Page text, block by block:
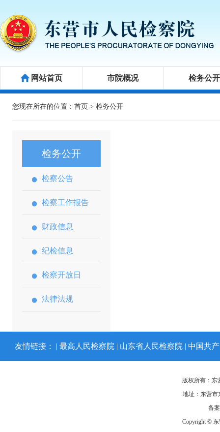
网站首页 市院概况 检务公开
您现在所在的位置： 首页 > 检务公开
检务公开
检察公告
检察工作报告
财政信息
纪检信息
检察开放日
法律法规
友情链接： | 最高人民检察院 | 山东省人民检察院 | 中国共
版权所有：东
地址：东营市
备
Copyright ©